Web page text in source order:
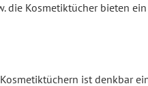
die Kosmetiktücher bieten
ist denkbar